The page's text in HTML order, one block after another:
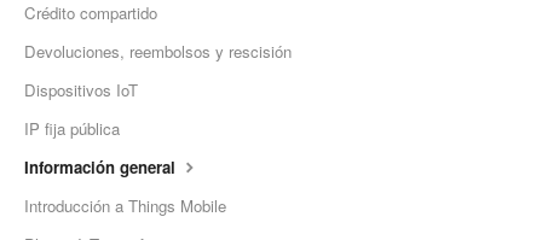
Crédito compartido
Devoluciones, reembolsos y rescisión
Dispositivos IoT
IP fija pública
Información general
Introducción a Things Mobile